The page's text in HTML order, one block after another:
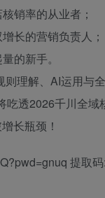
销率的从业者；
长的营销负责人；
的新手。
理解、AI运用与
透2026千川全
长瓶颈！
提取